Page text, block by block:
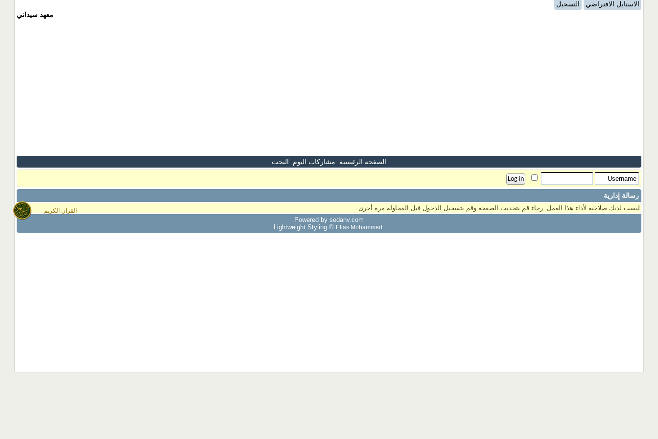
القران الكريم
الاستايل الافتراضي
التسجيل
معهد سيداني
الصفحة الرئيسية مشاركات اليوم البحث
رسالة إدارية
ليست لديك صلاحية لأداء هذا العمل. رجاء قم بتحديث الصفحة وقم بتسجيل الدخول قبل المحاولة مرة أخرى.
Powered by sedany.com
Lightweight Styling © Elias Mohammed